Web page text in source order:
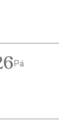
Pá